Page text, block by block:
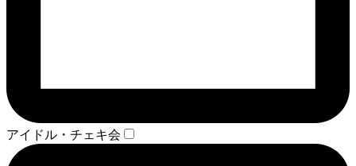
アイドル・チェキ会